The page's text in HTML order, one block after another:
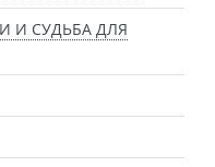
И СУДЬБА ДЛЯ